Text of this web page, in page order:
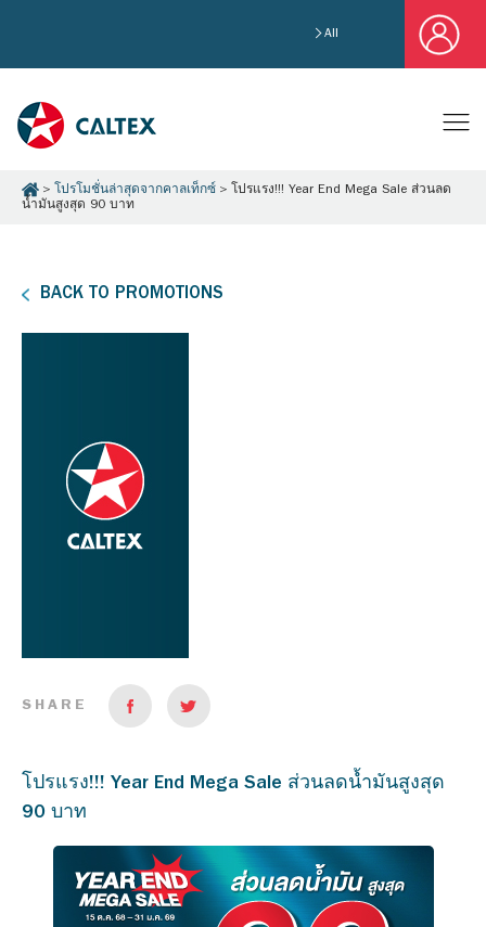
All
โปรโมชั่นล่าสุดจากคาลเท็กซ์
โปรแรง!!! Year End Mega Sale ส่วนลด
น้ำมันสูงสุด 90 บาท
BACK TO PROMOTIONS
SHARE
โปรแรง!!! Year End Mega Sale ส่วนลดน้ำมันสูงสุด
90 บาท